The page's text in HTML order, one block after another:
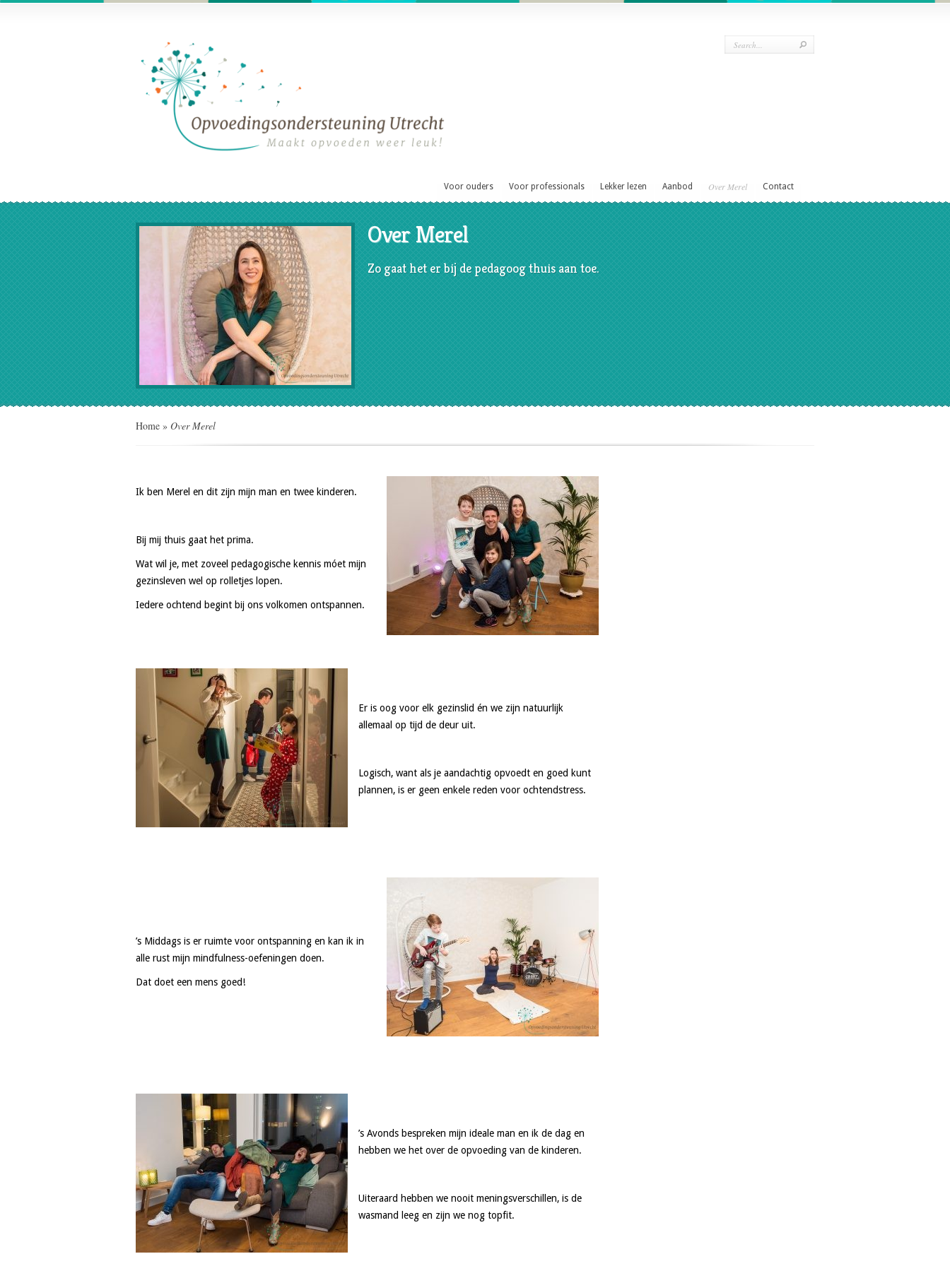
Voor ouders Voor professionals Lekker lezen Aanbod Over Merel Contact
Over Merel
Zo gaat het er bij de pedagoog thuis aan toe.
Home » Over Merel
Ik ben Merel en dit zijn mijn man en twee kinderen.
Bij mij thuis gaat het prima.
Wat wil je, met zoveel pedagogische kennis móet mijn
gezinsleven wel op rolletjes lopen.
Iedere ochtend begint bij ons volkomen ontspannen.
Er is oog voor elk gezinslid én we zijn natuurlijk
allemaal op tijd de deur uit.
Logisch, want als je aandachtig opvoedt en goed kunt
plannen, is er geen enkele reden voor ochtendstress.
’s Middags is er ruimte voor ontspanning en kan ik in
alle rust mijn mindfulness-oefeningen doen.
Dat doet een mens goed!
’s Avonds bespreken mijn ideale man en ik de dag en
hebben we het over de opvoeding van de kinderen.
Uiteraard hebben we nooit meningsverschillen, is de
wasmand leeg en zijn we nog topfit.